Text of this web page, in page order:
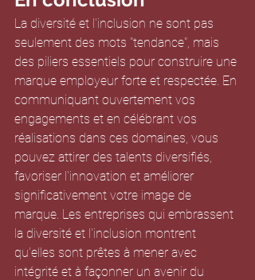
La diversité et l'inclusion ne sont pas
seulement des mots "tendance", mais
des piliers essentiels pour construire une
marque employeur forte et respectée. En
communiquant ouvertement vos
engagements et en célébrant vos
réalisations dans ces domaines, vous
pouvez attirer des talents diversifiés,
favoriser l'innovation et améliorer
significativement votre image de
marque. Les entreprises qui embrassent
la diversité et l'inclusion montrent
qu'elles sont prêtes à mener avec
intégrité et à façonner un avenir du